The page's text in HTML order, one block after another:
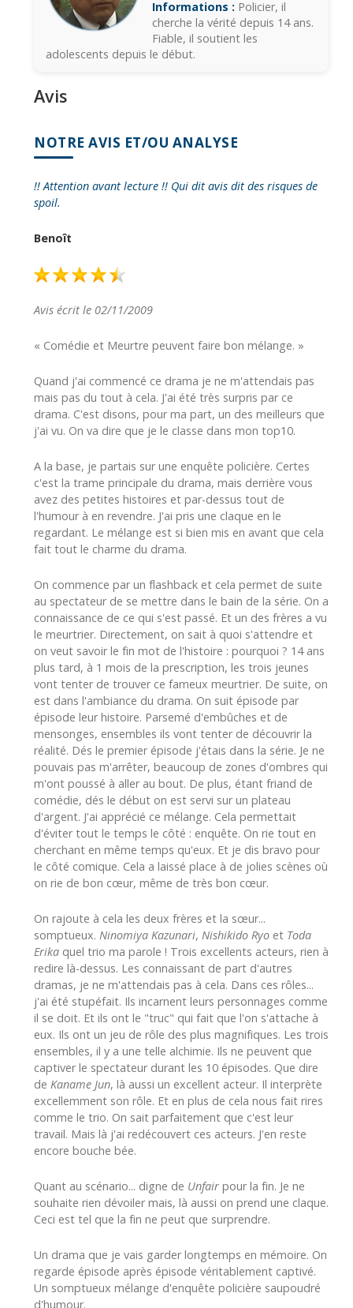
Informations : Policier, il
cherche la vérité depuis 14 ans.
Fiable, il soutient les
adolescents depuis le début.
Avis
NOTRE AVIS ET/OU ANALYSE
!! Attention avant lecture !! Qui dit avis dit des risques de
spoil.
Benoît
Avis écrit le 02/11/2009
« Comédie et Meurtre peuvent faire bon mélange. »
Quand j'ai commencé ce drama je ne m'attendais pas
mais pas du tout à cela. J'ai été très surpris par ce
drama. C'est disons, pour ma part, un des meilleurs que
j'ai vu. On va dire que je le classe dans mon top10.
A la base, je partais sur une enquête policière. Certes
c'est la trame principale du drama, mais derrière vous
avez des petites histoires et par-dessus tout de
l'humour à en revendre. J'ai pris une claque en le
regardant. Le mélange est si bien mis en avant que cela
fait tout le charme du drama.
On commence par un flashback et cela permet de suite
au spectateur de se mettre dans le bain de la série. On a
connaissance de ce qui s'est passé. Et un des frères a vu
le meurtrier. Directement, on sait à quoi s'attendre et
on veut savoir le fin mot de l'histoire : pourquoi ? 14 ans
plus tard, à 1 mois de la prescription, les trois jeunes
vont tenter de trouver ce fameux meurtrier. De suite, on
est dans l'ambiance du drama. On suit épisode par
épisode leur histoire. Parsemé d'embûches et de
mensonges, ensembles ils vont tenter de découvrir la
réalité. Dés le premier épisode j'étais dans la série. Je ne
pouvais pas m'arrêter, beaucoup de zones d'ombres qui
m'ont poussé à aller au bout. De plus, étant friand de
comédie, dés le début on est servi sur un plateau
d'argent. J'ai apprécié ce mélange. Cela permettait
d'éviter tout le temps le côté : enquête. On rie tout en
cherchant en même temps qu'eux. Et je dis bravo pour
le côté comique. Cela a laissé place à de jolies scènes où
on rie de bon cœur, même de très bon cœur.
On rajoute à cela les deux frères et la sœur...
somptueux. Ninomiya Kazunari, Nishikido Ryo et Toda
Erika quel trio ma parole ! Trois excellents acteurs, rien à
redire là-dessus. Les connaissant de part d'autres
dramas, je ne m'attendais pas à cela. Dans ces rôles...
j'ai été stupéfait. Ils incarnent leurs personnages comme
il se doit. Et ils ont le "truc" qui fait que l'on s'attache à
eux. Ils ont un jeu de rôle des plus magnifiques. Les trois
ensembles, il y a une telle alchimie. Ils ne peuvent que
captiver le spectateur durant les 10 épisodes. Que dire
de Kaname Jun, là aussi un excellent acteur. Il interprète
excellemment son rôle. Et en plus de cela nous fait rires
comme le trio. On sait parfaitement que c'est leur
travail. Mais là j'ai redécouvert ces acteurs. J'en reste
encore bouche bée.
Quant au scénario... digne de Unfair pour la fin. Je ne
souhaite rien dévoiler mais, là aussi on prend une claque.
Ceci est tel que la fin ne peut que surprendre.
Un drama que je vais garder longtemps en mémoire. On
regarde épisode après épisode véritablement captivé.
Un somptueux mélange d'enquête policière saupoudré
d'humour.